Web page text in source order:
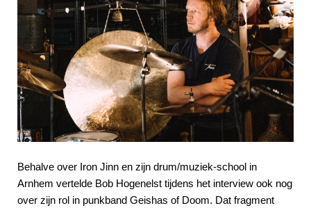
Behalve over Iron Jinn en zijn drum/muziek-school in
Arnhem vertelde Bob Hogenelst tijdens het interview ook nog
over zijn rol in punkband Geishas of Doom. Dat fragment